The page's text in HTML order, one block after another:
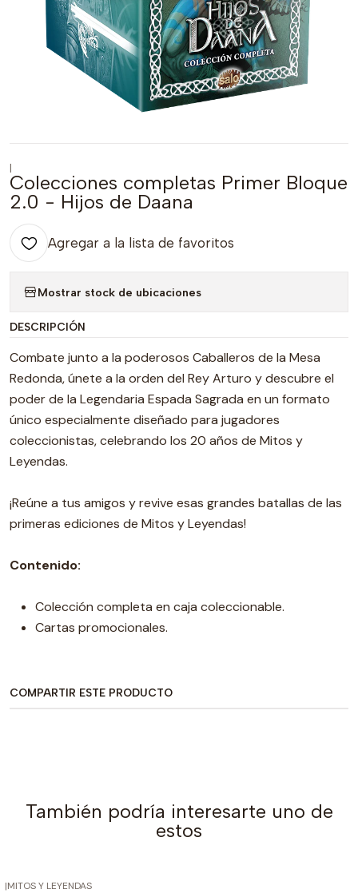
|
Colecciones completas Primer Bloque
2.0 - Hijos de Daana
Agregar a la lista de favoritos
Mostrar stock de ubicaciones
DESCRIPCIÓN
Combate junto a la poderosos Caballeros de la Mesa
Redonda, únete a la orden del Rey Arturo y descubre el
poder de la Legendaria Espada Sagrada en un formato
único especialmente diseñado para jugadores
coleccionistas, celebrando los 20 años de Mitos y
Leyendas.
¡Reúne a tus amigos y revive esas grandes batallas de las
primeras ediciones de Mitos y Leyendas!
Contenido:
Colección completa en caja coleccionable.
Cartas promocionales.
COMPARTIR ESTE PRODUCTO
También podría interesarte uno de
estos
|MITOS Y LEYENDAS